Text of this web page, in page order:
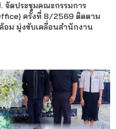
จัดประชุมคณะกรรมการ
ครั้งที่ 8/2569 ติดตาม
อม มุ่งขับเคลื่อนสำนักงาน